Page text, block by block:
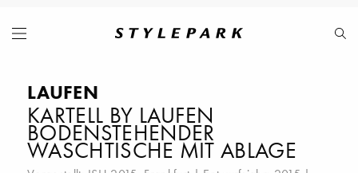
LAUFEN
KARTELL BY LAUFEN
BODENSTEHENDER
WASCHTISCHE MIT ABLAGE